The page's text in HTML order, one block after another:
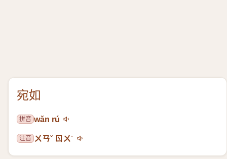
宛如
拼音 wǎn rú
注音 ㄨㄢˇ ㄖㄨˊ